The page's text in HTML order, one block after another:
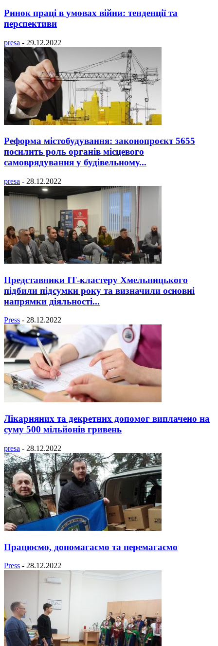
Ринок праці в умовах війни: тенденції та
перспективи
presa - 29.12.2022
Реформа містобудування: законопроєкт 5655
посилить роль органів місцевого
самоврядування у будівельному...
presa - 28.12.2022
Представники ІТ-кластеру Хмельницького
підбили підсумки року та визначили основні
напрямки діяльності...
Press - 28.12.2022
Лікарняних та декретних допомог виплачено на
суму 500 мільйонів гривень
presa - 28.12.2022
Працюємо, допомагаємо та перемагаємо
Press - 28.12.2022